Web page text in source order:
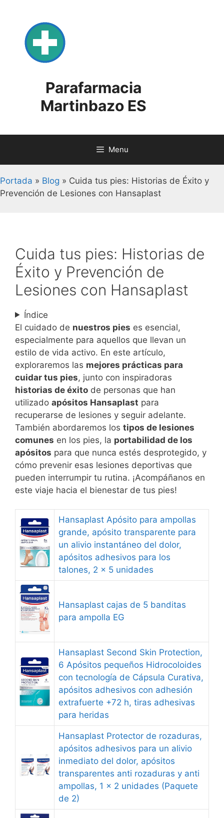
content
Parafarmacia
Martinbazo ES
Menu
Portada » Blog » Cuida tus pies: Historias de Éxito y
Prevención de Lesiones con Hansaplast
Cuida tus pies: Historias de
Éxito y Prevención de
Lesiones con Hansaplast
Índice
El cuidado de nuestros pies es esencial,
especialmente para aquellos que llevan un
estilo de vida activo. En este artículo,
exploraremos las mejores prácticas para
cuidar tus pies, junto con inspiradoras
historias de éxito de personas que han
utilizado apósitos Hansaplast para
recuperarse de lesiones y seguir adelante.
También abordaremos los tipos de lesiones
comunes en los pies, la portabilidad de los
apósitos para que nunca estés desprotegido, y
cómo prevenir esas lesiones deportivas que
pueden interrumpir tu rutina. ¡Acompáñanos en
este viaje hacia el bienestar de tus pies!
Hansaplast Apósito para ampollas
grande, apósito transparente para
un alivio instantáneo del dolor,
apósitos adhesivos para los
talones, 2 x 5 unidades
Hansaplast cajas de 5 banditas
para ampolla EG
Hansaplast Second Skin Protection,
6 Apósitos pequeños Hidrocoloides
con tecnología de Cápsula Curativa,
apósitos adhesivos con adhesión
extrafuerte +72 h, tiras adhesivas
para heridas
Hansaplast Protector de rozaduras,
apósitos adhesivos para un alivio
inmediato del dolor, apósitos
transparentes anti rozaduras y anti
ampollas, 1 x 2 unidades (Paquete
de 2)